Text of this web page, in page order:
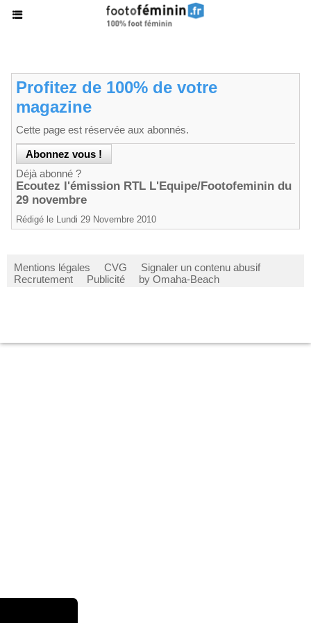
Profitez de 100% de votre
magazine
Cette page est réservée aux abonnés.
Déjà abonné ?
Ecoutez l'émission RTL L'Equipe/Footofeminin du
29 novembre
Rédigé le Lundi 29 Novembre 2010
Mentions légales CVG
Signaler un contenu abusif
Recrutement
Publicité by Omaha-Beach